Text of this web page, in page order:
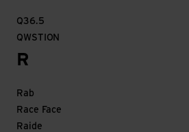
Q36.5
QWSTION
R
Rab
Race Face
Raide